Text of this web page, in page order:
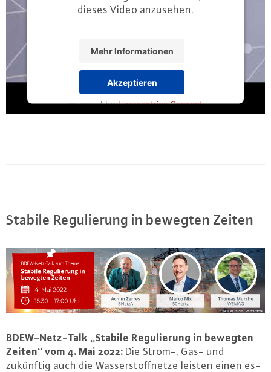
dieses Video anzusehen.
Mehr Informationen
Akzeptieren
powered byUsercentrics Consent
Management Platform
Stabile Re­gu­lie­rung in bewegten Zeiten
BDEW-Netz-Talk „Stabile Re­gu­lie­rung in bewegten
Zeiten“ vom 4. Mai 2022: Die Strom-, Gas- und
zukünftig auch die Was­ser­stoff­net­ze leisten einen es­